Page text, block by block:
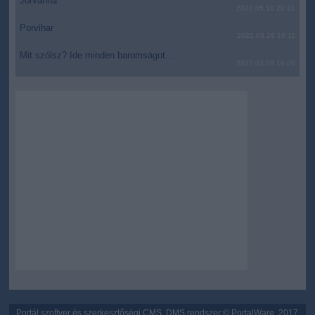
Porvihar
Mit szólsz? Ide minden baromságot...
Portál szoftver és szerkesztőségi CMS, DMS rendszer:© PortalWare, 2017